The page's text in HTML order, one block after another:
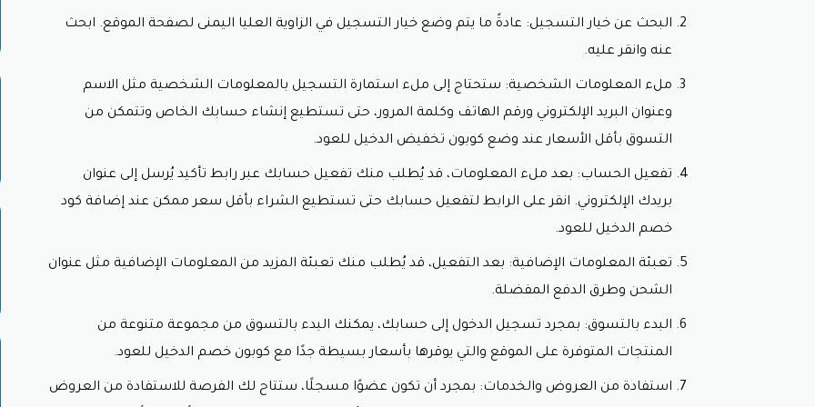
الدخيل للعود.
المعني.
الترويج للمنتجات والخدمات: يساعد كود الخصم على الترويج للمنتجات والخدمات التي يقدمها موقع الدخيل
تحفيز العملاء الجدد: يعد
وسيلة فعالة لجذب العملاء الجدد وتشجيعهم على الشراء
تحديثات دورية: من المهم متابعة تحديثات كود الخصم على موقع الدخيل للعود للاستفادة من العروض
دوري.
الشروط والأحكام: يجب على العملاء قراءة وفهم الشروط والأحكام المتعلقة بكود الخصم، بما في ذلك مدى
مشاركة مع الأصدقاء والعائلة: يمكن للعملاء مشاركة
كود خصم الدخيل للعود
مع أصدقائهم وأفراد عائلتهم
المشتركة.
يُعتبر كود الخصم من موقع الدخيل للعود وسيلة مميزة لتوفير الأموال وتجربة تسوق أفضل. يجب على العملاء
للاستفادة القصوى من هذه الفرص الاقتصادية.
البحث عن خيار التسجيل: عادةً ما يتم وضع خيار التسجيل في الزاوية العليا اليمنى لصفحة الموقع. ابحث
عنه وانقر عليه.
ملء المعلومات الشخصية: ستحتاج إلى ملء استمارة التسجيل بالمعلومات الشخصية مثل الاسم
وعنوان البريد الإلكتروني ورقم الهاتف وكلمة المرور، حتى تستطيع إنشاء حسابك الخاص وتتمكن من
التسوق بأقل الأسعار عند وضع كوبون تخفيض الدخيل للعود.
تفعيل الحساب: بعد ملء المعلومات، قد يُطلب منك تفعيل حسابك عبر رابط تأكيد يُرسل إلى عنوان
بريدك الإلكتروني. انقر على الرابط لتفعيل حسابك حتى تستطيع الشراء بأقل سعر ممكن عند إضافة كود
خصم الدخيل للعود.
تعبئة المعلومات الإضافية: بعد التفعيل، قد يُطلب منك تعبئة المزيد من المعلومات الإضافية مثل عنوان
الشحن وطرق الدفع المفضلة.
البدء بالتسوق: بمجرد تسجيل الدخول إلى حسابك، يمكنك البدء بالتسوق من مجموعة متنوعة من
المنتجات المتوفرة على الموقع والتي يوقرها بأسعار بسيطة جدًا مع كوبون خصم الدخيل للعود.
استفادة من العروض والخدمات: بمجرد أن تكون عضوًا مسجلًا، ستتاح لك الفرصة للاستفادة من العروض